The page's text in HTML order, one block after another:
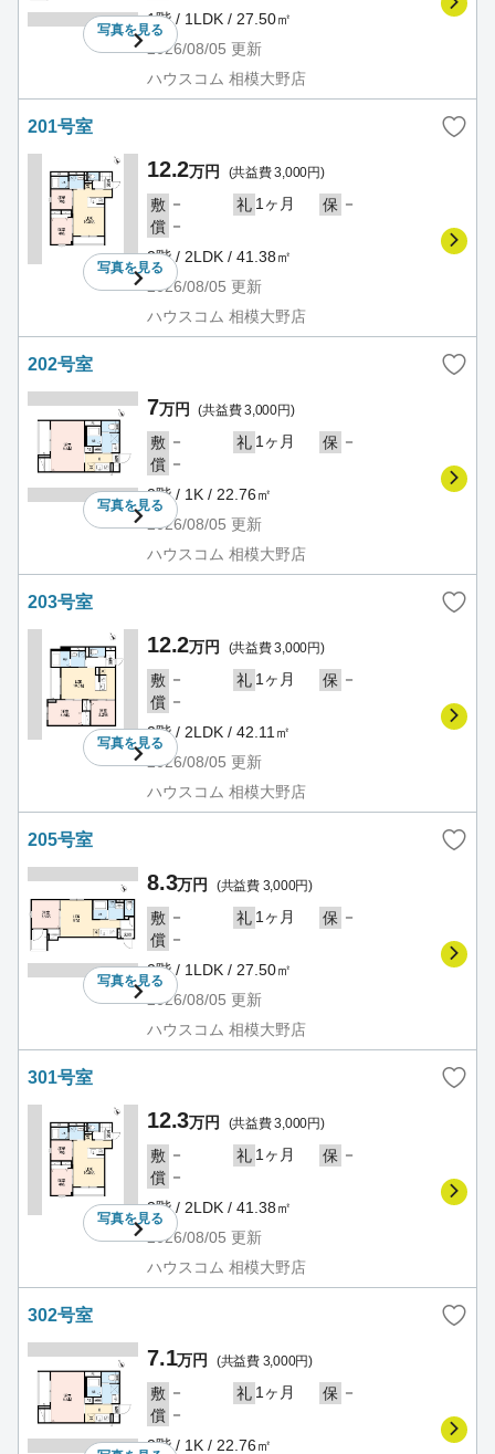
写真を見る
1階 / 1LDK / 27.50㎡
2026/08/05 更新
ハウスコム 相模大野店
201号室
写真を見る
12.2万円 (共益費 3,000円)
敷 － 礼 1ヶ月 保 －
償 －
2階 / 2LDK / 41.38㎡
2026/08/05 更新
ハウスコム 相模大野店
202号室
写真を見る
7万円 (共益費 3,000円)
敷 － 礼 1ヶ月 保 －
償 －
2階 / 1K / 22.76㎡
2026/08/05 更新
ハウスコム 相模大野店
203号室
写真を見る
12.2万円 (共益費 3,000円)
敷 － 礼 1ヶ月 保 －
償 －
2階 / 2LDK / 42.11㎡
2026/08/05 更新
ハウスコム 相模大野店
205号室
写真を見る
8.3万円 (共益費 3,000円)
敷 － 礼 1ヶ月 保 －
償 －
2階 / 1LDK / 27.50㎡
2026/08/05 更新
ハウスコム 相模大野店
301号室
写真を見る
12.3万円 (共益費 3,000円)
敷 － 礼 1ヶ月 保 －
償 －
3階 / 2LDK / 41.38㎡
2026/08/05 更新
ハウスコム 相模大野店
302号室
7.1万円 (共益費 3,000円)
敷 － 礼 1ヶ月 保 －
償 －
3階 / 1K / 22.76㎡